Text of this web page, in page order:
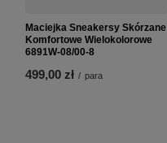
Maciejka Sneakersy Skórzane
Komfortowe Wielokolorowe
6891W-08/00-8
499,00 zł / para